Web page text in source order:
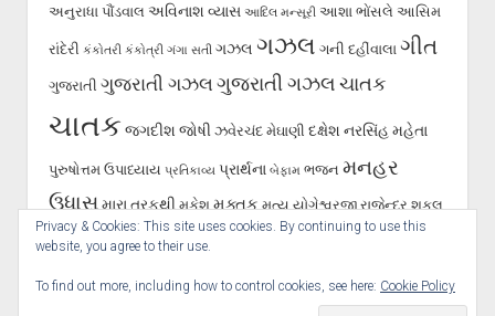
અનુરાધા પૌંડવાલ અવિનાશ વ્યાસ આદિલ મન્સૂરી આશા ભોંસલે આસિમ
રાંદેરી કંકોતરી કંકોત્રી ગંગા સતી ગઝલ ગઝલ ગની દહીંવાલા ગીત
ગુજરાતી ગુજરાતી ગઝલ ગુજરાતી ગઝલ ચાતક
ચાતક જગદીશ જોષી ઝવેરચંદ મેઘાણી દક્ષેશ નરસિંહ મહેતા
પુરુષોત્તમ ઉપાધ્યાય પ્રતિકાવ્ય પ્રાર્થના બેફામ ભજન મનહર
ઉધાસ મારા તરફથી મુકેશ મુક્તક મૃત્યુ યોગેશ્વરજી રાજેન્દ્ર શુકલ
રાવજી પટેલ શૂન્ય પાલનપુરી સૈફ પાલનપુરી હસ્તાક્ષર
Privacy & Cookies: This site uses cookies. By continuing to use this
website, you agree to their use.
To find out more, including how to control cookies, see here: Cookie Policy